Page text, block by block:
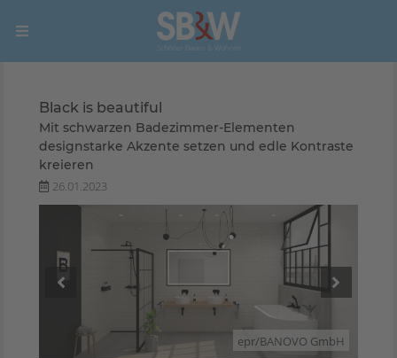
Black is beautiful
Mit schwarzen Badezimmer-Elementen
designstarke Akzente setzen und edle Kontraste
kreieren
26.01.2023
epr/BANOVO GmbH